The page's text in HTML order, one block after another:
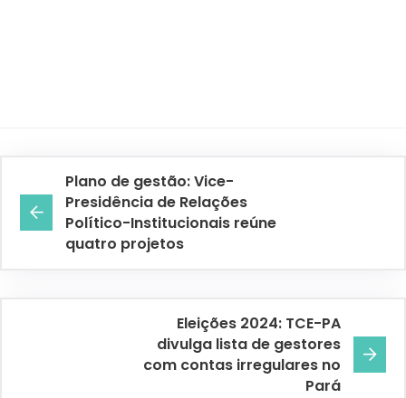
Plano de gestão: Vice-
Presidência de Relações
Político-Institucionais reúne
quatro projetos
Eleições 2024: TCE-PA
divulga lista de gestores
com contas irregulares no
Pará